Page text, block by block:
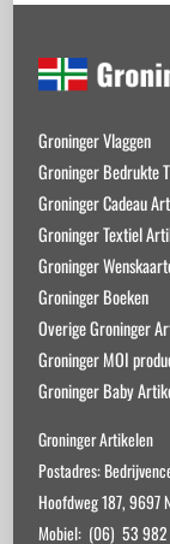
Groninger Vlaggen
Groninger Bedrukte
Groninger Cadeau
Groninger Textiel
Groninger
Groninger Boeken
Overige Groninger
Groninger MOI
Groninger Baby
Groninger Artikelen
Postadres:
Hoofdweg 187, 9697
Mobiel: (06) 53